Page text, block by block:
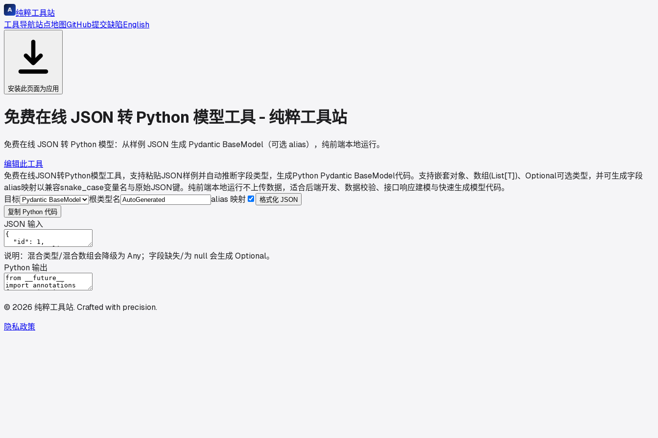
纯粹工具站
工具导航站点地图GitHub提交缺陷English
安装此页面为应用
免费在线 JSON 转 Python 模型工具 - 纯粹工具站
免费在线 JSON 转 Python 模型：从样例 JSON 生成 Pydantic BaseModel（可选 alias），纯前端本地运行。
编辑此工具
免费在线JSON转Python模型工具，支持粘贴JSON样例并自动推断字段类型，生成Python Pydantic BaseModel代码。支持嵌套对象、数组(List[T])、Optional可选类型，并可生成字段
alias映射以兼容snake_case变量名与原始JSON键。纯前端本地运行不上传数据，适合后端开发、数据校验、接口响应建模与快速生成模型代码。
目标
根类型名 alias 映射
格式化 JSON
复制 Python 代码
JSON 输入
说明：混合类型/混合数组会降级为 Any；字段缺失/为 null 会生成 Optional。
Python 输出
© 2026 纯粹工具站.Crafted with precision.
隐私政策